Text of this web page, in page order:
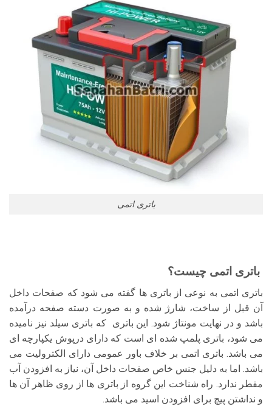
باتری اتمی
باتری اتمی چیست؟
باتری اتمی به نوعی از باتری ها گفته می شود که صفحات داخل
آن قبل از ساخت، شارژ شده و به صورت دسته صفحه درآمده
باشد و در نهایت مونتاژ شود. این باتری که باتری سیلد نیز نامیده
می شود، باتری پلمپ شده ای است که دارای درپوش یکپارچه ای
می باشد. باتری اتمی بر خلاف باور عمومی دارای الکترولیت می
باشد. اما به دلیل جنس خاص صفحات داخل آن، نیاز به افزودن آب
مقطر ندارد. راه شناخت این گروه از باتری ها از روی ظاهر آن ها
و نداشتن پیچ برای افزودن اسید می باشد.